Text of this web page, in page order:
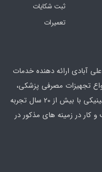
ثبت شکایات
تعمیرات
آبادی ارائه دهنده خدمات
تجهیزات مصرفی پزشکی،
کالای پزشکی خانگی، بیمارستانی و کلینیکی با بیش از 20 سال تجربه
کار در زمینه های مذکور در